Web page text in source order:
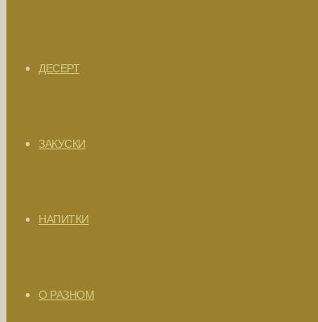
ДЕСЕРТ
ЗАКУСКИ
НАПИТКИ
О РАЗНОМ